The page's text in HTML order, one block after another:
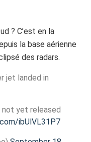
? C’est en la
la base aérienne
des radars.
jet landed in
not yet released
ibUlVL31P7